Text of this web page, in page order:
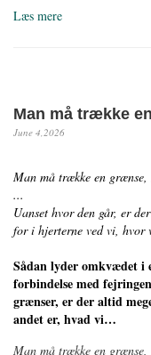
Læs mere
Man må trække
June 4,2026
Man må trække en grænse,
...
Uanset hvor den går, er
for i hjerterne ved vi, hvor
Sådan lyder omkvædet i
forbindelse med
grænser, er der altid
andet er, hvad vi…
Man må trække en grænse,